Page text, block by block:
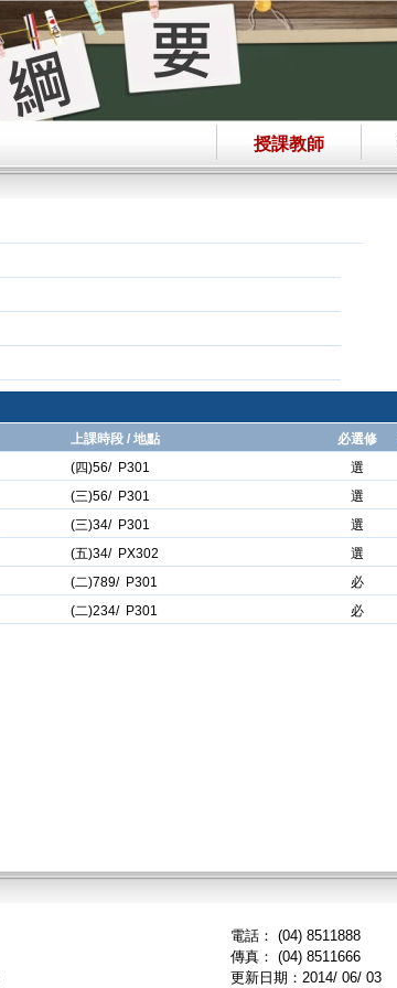
授課教師
上課時段 / 地點 必選修
(四)56/ P301 選
(三)56/ P301 選
(三)34/ P301 選
(五)34/ PX302 選
(二)789/ P301 必
(二)234/ P301 必
電話： (04) 8511888
傳真： (04) 8511666
更新日期：2014/ 06/ 03